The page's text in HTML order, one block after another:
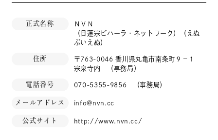
正式名称
ＮＶＮ
（日蓮宗ビハーラ・ネットワーク）（えぬ
ぶいえぬ）
住所
〒763-0046 香川県丸亀市南条町９－１
宗泉寺内 （事務局）
電話番号 070-5355-9856 （事務局）
メールアドレス info@nvn.cc
公式サイト http://www.nvn.cc/